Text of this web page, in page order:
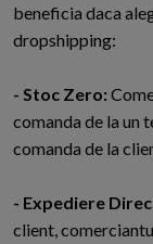
beneficia daca
dropshipping:
- Stoc Zero:
comanda de la un
comanda de la
- Expediere
client,